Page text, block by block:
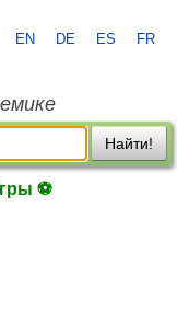
EN DE ES FR
Найти!
⚽